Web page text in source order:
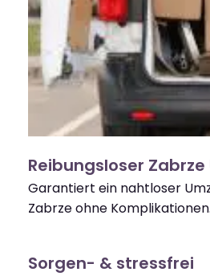
Reibungsloser Zabrze
Garantiert ein nahtloser
Zabrze ohne Komplikationen.
Sorgen- & stressfrei